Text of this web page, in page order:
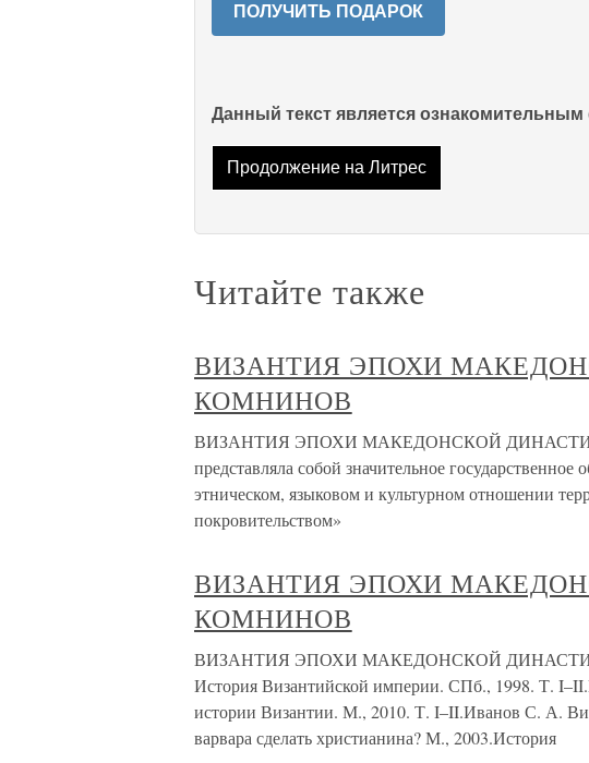
ПОЛУЧИТЬ ПОДАРОК
Данный текст является
Продолжение на Литрес
Читайте также
ВИЗАНТИЯ ЭПОХИ
КОМНИНОВ
ВИЗАНТИЯ ЭПОХИ МАКЕДОНСКОЙ
представляла собой значительное
этническом, языковом и культурном отношении
покровительством»
ВИЗАНТИЯ ЭПОХИ
КОМНИНОВ
ВИЗАНТИЯ ЭПОХИ МАКЕДОНСКОЙ
История Византийской империи. СПб., 1998. Т.
истории Византии. М., 2010. Т. I–II.Иванов С. А.
варвара сделать христианина? М., 2003.История